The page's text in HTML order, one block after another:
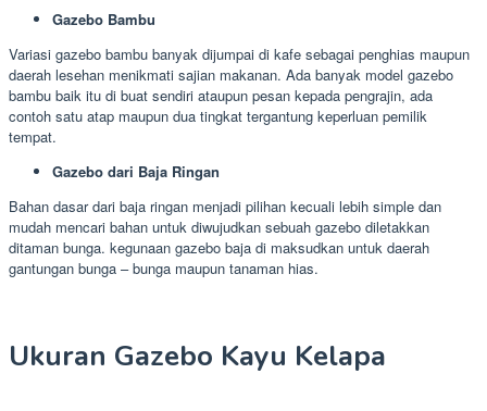
Gazebo Bambu
Variasi gazebo bambu banyak dijumpai di kafe sebagai penghias maupun
daerah lesehan menikmati sajian makanan. Ada banyak model gazebo
bambu baik itu di buat sendiri ataupun pesan kepada pengrajin, ada
contoh satu atap maupun dua tingkat tergantung keperluan pemilik
tempat.
Gazebo dari Baja Ringan
Bahan dasar dari baja ringan menjadi pilihan kecuali lebih simple dan
mudah mencari bahan untuk diwujudkan sebuah gazebo diletakkan
ditaman bunga. kegunaan gazebo baja di maksudkan untuk daerah
gantungan bunga – bunga maupun tanaman hias.
Ukuran Gazebo Kayu Kelapa